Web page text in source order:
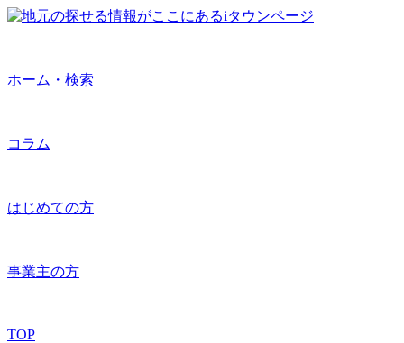
ホーム・検索
コラム
はじめての方
事業主の方
TOP